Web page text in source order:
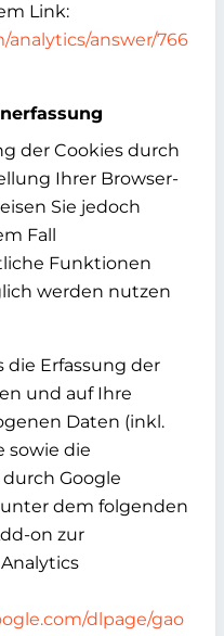
Link:
answer/766
der Cookies durch
Ihrer Browser-
Sie jedoch
Fall
Funktionen
werden nutzen
die Erfassung der
und auf Ihre
Daten (inkl.
sowie die
Google
dem folgenden
on zur
dlpage/gao